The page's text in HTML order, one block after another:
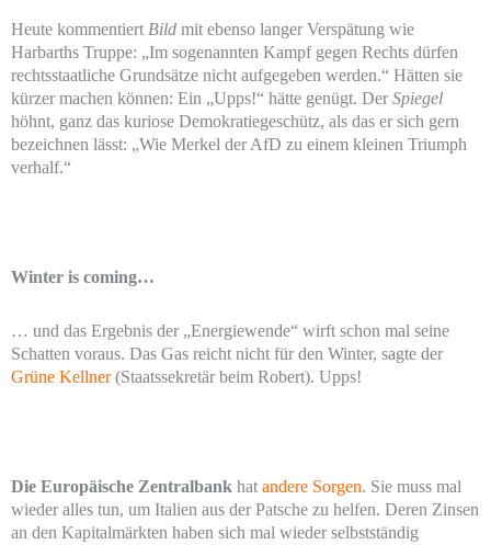
Heute kommentiertBild mit ebenso langer Verspätung wie
Harbarths Truppe: „Im sogenannten Kampf gegen Rechts dürfen
rechtsstaatliche Grundsätze nicht aufgegeben werden.“ Hätten sie
kürzer machen können: Ein „Upps!“ hätte genügt. Der Spiegel
höhnt, ganz das kuriose Demokratiegeschütz, als das er sich gern
bezeichnen lässt: „Wie Merkel der AfD zu einem kleinen Triumph
verhalf.“
Winter is coming…
… und das Ergebnis der „Energiewende“ wirft schon mal seine
Schatten voraus. Das Gas reicht nicht für den Winter, sagte der
Grüne Kellner(Staatssekretär beim Robert). Upps!
Die Europäische Zentralbank hat andere Sorgen. Sie muss mal
wieder alles tun, um Italien aus der Patsche zu helfen. Deren Zinsen
an den Kapitalmärkten haben sich mal wieder selbstständig